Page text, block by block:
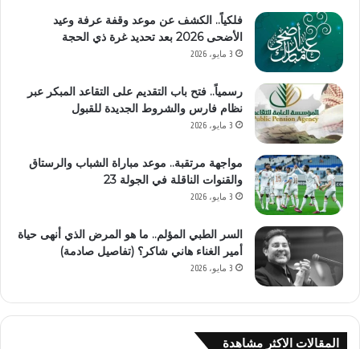
فلكياً.. الكشف عن موعد وقفة عرفة وعيد
الأضحى 2026 بعد تحديد غرة ذي الحجة
3 مايو، 2026
رسمياً.. فتح باب التقديم على التقاعد المبكر عبر
نظام فارس والشروط الجديدة للقبول
3 مايو، 2026
مواجهة مرتقبة.. موعد مباراة الشباب والرستاق
والقنوات الناقلة في الجولة 23
3 مايو، 2026
السر الطبي المؤلم.. ما هو المرض الذي أنهى حياة
أمير الغناء هاني شاكر؟ (تفاصيل صادمة)
3 مايو، 2026
المقالات الاكثر مشاهدة